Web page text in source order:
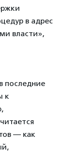
в адрес
власти»,
последние
к
— как